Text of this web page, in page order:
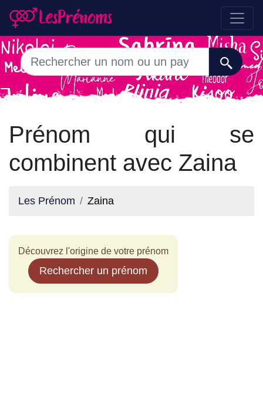
Prénom qui se
combinent avec Zaina
Les Prénom Zaina
Découvrez l'origine de votre prénom
Rechercher un prénom